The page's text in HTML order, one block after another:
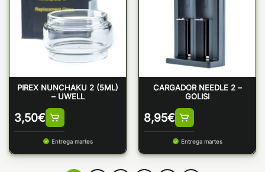
PIREX NUNCHAKU 2 (5ML)
– UWELL
3,50€
Entrega martes
CARGADOR NEEDLE 2 –
GOLISI
8,95€
Entrega martes